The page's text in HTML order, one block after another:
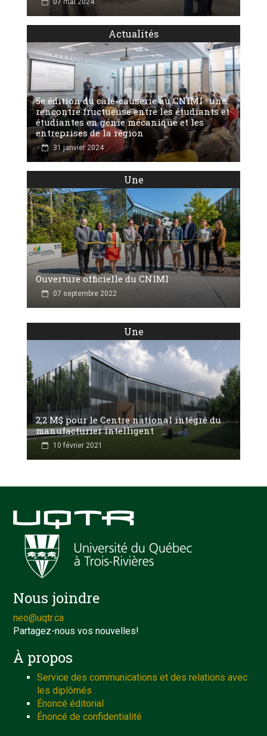
Actualités
5e édition du café-causerie au CNIMI : une
rencontre fructueuse entre les étudiants et
étudiantes en génie mécanique et les
entreprises de la région
31 janvier 2024
Une
Ouverture officielle du CNIMI
07 septembre 2022
Une
2,2 M$ pour le Centre national intégré du
manufacturier intelligent
10 février 2021
Nous joindre
neo@uqtr.ca
Partagez-nous vos nouvelles!
À propos
Service des communications et des relations avec
les diplômés
Énoncé éditorial
Énoncé de confidentialité